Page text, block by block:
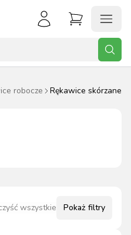
robocze Rękawice skórzane
wszystkie Pokaż filtry